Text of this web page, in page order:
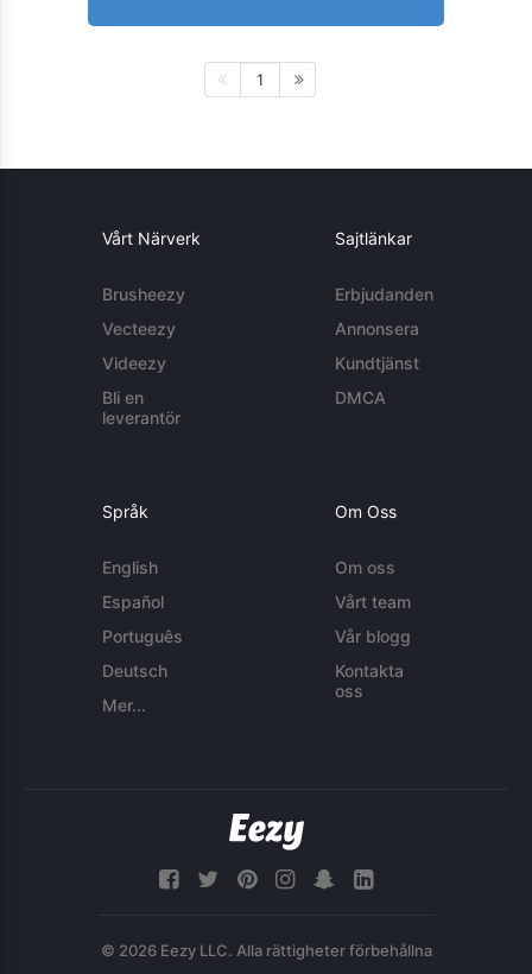
1
Vårt Närverk
Brusheezy
Vecteezy
Videezy
Bli en
leverantör
Sajtlänkar
Erbjudanden
Annonsera
Kundtjänst
DMCA
Språk
English
Español
Português
Deutsch
Mer...
Om Oss
Om oss
Vårt team
Vår blogg
Kontakta
oss
© 2026 Eezy LLC. Alla rättigheter förbehållna